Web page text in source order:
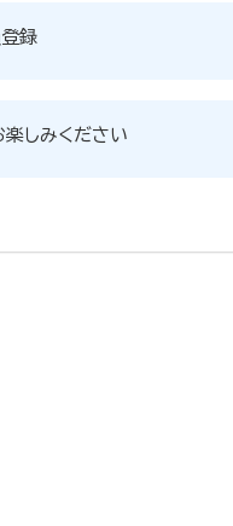
録
楽しみください